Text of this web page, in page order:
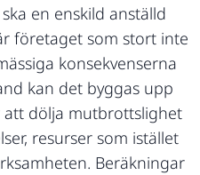
en enskild anställd
företaget som stort inte
konsekvenserna
kan det byggas upp
dölja mutbrottslighet
resurser som istället
Beräkningar